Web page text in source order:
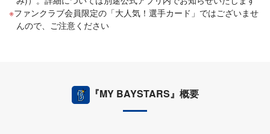
ファンクラブ会員限定の「大人気！選手カード」ではございませ
んので、ご注意ください
『MY BAYSTARS』概要